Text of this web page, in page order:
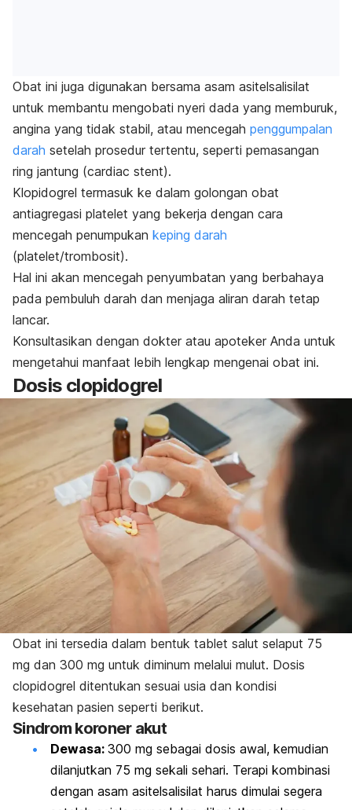
Obat ini juga digunakan bersama asam asitelsalisilat
untuk membantu mengobati nyeri dada yang memburuk,
angina yang tidak stabil, atau mencegah penggumpalan
darah setelah prosedur tertentu, seperti pemasangan
ring jantung (cardiac stent).
Klopidogrel termasuk ke dalam golongan obat
antiagregasi platelet yang bekerja dengan cara
mencegah penumpukan keping darah
(platelet/trombosit).
Hal ini akan mencegah penyumbatan yang berbahaya
pada pembuluh darah dan menjaga aliran darah tetap
lancar.
Konsultasikan dengan dokter atau apoteker Anda untuk
mengetahui manfaat lebih lengkap mengenai obat ini.
Dosis clopidogrel
Obat ini tersedia dalam bentuk tablet salut selaput 75
mg dan 300 mg untuk diminum melalui mulut. Dosis
clopidogrel ditentukan sesuai usia dan kondisi
kesehatan pasien seperti berikut.
Sindrom koroner akut
Dewasa: 300 mg sebagai dosis awal, kemudian
dilanjutkan 75 mg sekali sehari. Terapi kombinasi
dengan asam asitelsalisilat harus dimulai segera